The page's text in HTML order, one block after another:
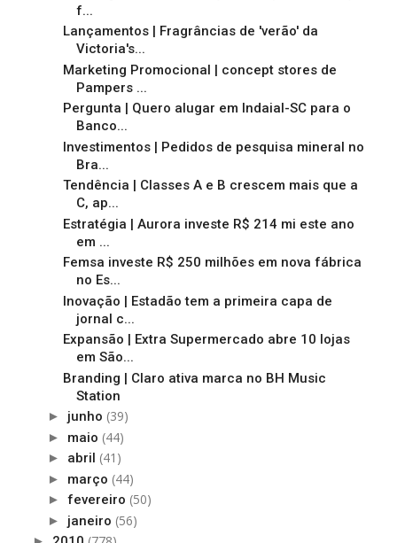
f...
Lançamentos | Fragrâncias de 'verão' da
Victoria's...
Marketing Promocional | concept stores de
Pampers ...
Pergunta | Quero alugar em Indaial-SC para o
Banco...
Investimentos | Pedidos de pesquisa mineral no
Bra...
Tendência | Classes A e B crescem mais que a
C, ap...
Estratégia | Aurora investe R$ 214 mi este ano
em ...
Femsa investe R$ 250 milhões em nova fábrica
no Es...
Inovação | Estadão tem a primeira capa de
jornal c...
Expansão | Extra Supermercado abre 10 lojas
em São...
Branding | Claro ativa marca no BH Music
Station
► junho (39)
► maio (44)
► abril (41)
► março (44)
► fevereiro (50)
► janeiro (56)